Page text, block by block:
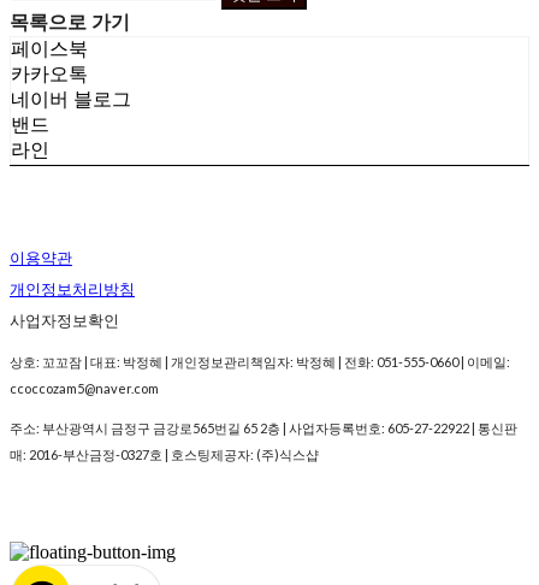
목록으로 가기
페이스북
카카오톡
네이버 블로그
밴드
라인
이용약관
개인정보처리방침
사업자정보확인
상호: 꼬꼬잠 | 대표: 박정혜 | 개인정보관리책임자: 박정혜 | 전화: 051-555-0660 | 이메일:
ccoccozam5@naver.com
주소: 부산광역시 금정구 금강로565번길 65 2층 | 사업자등록번호: 605-27-22922 | 통신판
매: 2016-부산금정-0327호 | 호스팅제공자: (주)식스샵